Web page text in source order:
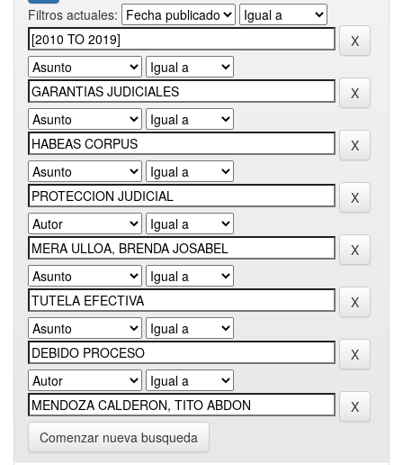
Filtros actuales:
Comenzar nueva busqueda